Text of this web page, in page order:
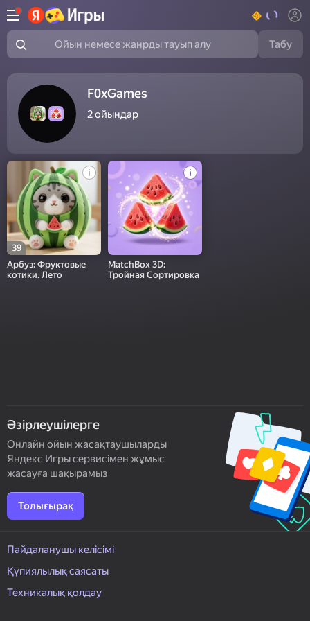
Ойын немесе жанрды тауып алу Табу
F0xGames
2ойындар
39
Арбуз: Фруктовые
котики. Лето
MatchBox 3D:
Тройная Сортировка
Әзірлеушілерге
Онлайн ойын жасақтаушыларды
Яндекс Игры сервисімен жұмыс
жасауға шақырамыз
Толығырақ
Пайдаланушы келісімі
Құпиялылық саясаты
Техникалық қолдау